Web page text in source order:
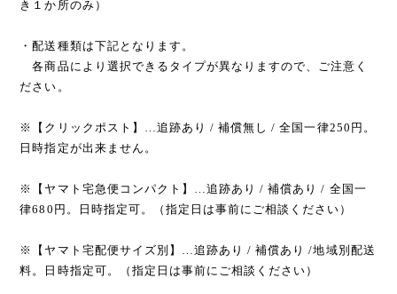
き１か所のみ）
・配送種類は下記となります。
各商品により選択できるタイプが異なりますので、ご注意く
ださい。
※【クリックポスト】…追跡あり / 補償無し / 全国一律250円。
日時指定が出来ません。
※【ヤマト宅急便コンパクト】…追跡あり / 補償あり / 全国一
律680円。日時指定可。（指定日は事前にご相談ください）
※【ヤマト宅配便サイズ別】…追跡あり / 補償あり /地域別配送
料。日時指定可。（指定日は事前にご相談ください）